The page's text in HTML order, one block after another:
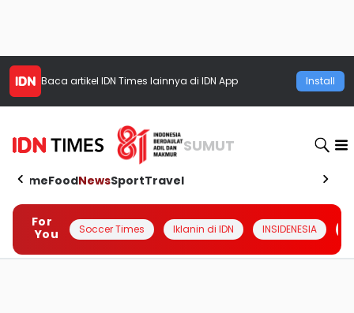
Baca artikel IDN Times lainnya di IDN App Install
SUMUT
HomeFoodNewsSportTravel
For
You
Soccer Times Iklanin di IDN INSIDENESIA